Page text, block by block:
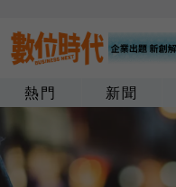
熱門 新聞